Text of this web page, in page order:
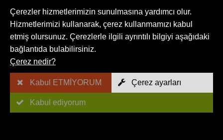
Web sitesi haritası
İşaretler
Gizlilik
Çerezler hizmetlerimizin sunulmasına yardımcı olur.
Hizmetlerimizi kullanarak, çerez kullanmamızı kabul
etmiş olursunuz. Çerezlerle ilgili ayrıntılı bilgiyi aşağıdaki
bağlantıda bulabilirsiniz.
Çerez nedir?
Kabul ETMİYORUM Çerez ayarları
Kabul ediyorum